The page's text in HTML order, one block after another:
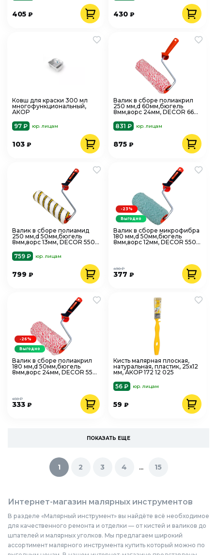
405 ₽ 430₽
Ковш для краски 300 мл
многофункциональный,
АКОР
97 ₽
юр. лицам
103 ₽
Валик в сборе полиакрил
250 мм,d 60мм,бюгель
8мм,ворс 24мм, DECOR 660-
831 ₽
юр. лицам
875₽
Валик в сборе полиамид
250 мм,d 50мм,бюгель
8мм,ворс 13мм, DECOR 550-
759 ₽
юр. лицам
799 ₽
Валик в сборе микрофибра
180 мм,d 50мм,бюгель
8мм,ворс 12мм, DECOR 550-
377₽
490 ₽
-23%
Выгодно
Валик в сборе полиакрил
180 мм,d 50мм,бюгель
8мм,ворс 24мм, DECOR 550-
333 ₽
450 ₽
-26%
Выгодно
Кисть малярная плоская,
натуральная, пластик, 25х12
мм, АКОР 172 12 025
56 ₽
юр. лицам
59₽
ПОКАЗАТЬ ЕЩЕ
1 2 3 4 ... 15
Интернет-магазин малярных инструментов
В разделе «Малярный инструмент» вы найдёте всё необходимое
для качественного ремонта и отделки — от кистей и валиков до
шпателей и малярных уголков. Мы предлагаем широкий
ассортимент малярного инструмента купить который можно по